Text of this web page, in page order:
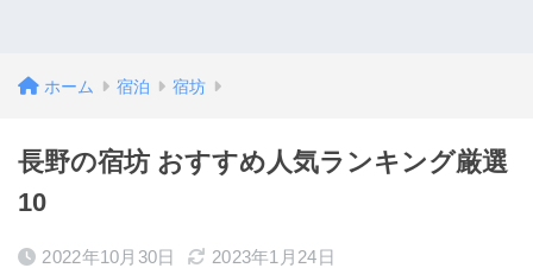
ホーム 宿泊 宿坊
長野の宿坊 おすすめ人気ランキング厳選
10
2022年10月30日 2023年1月24日